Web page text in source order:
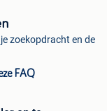
zoekopdracht en de
FAQ